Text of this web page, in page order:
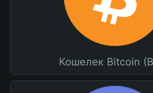
Кошелек Bitcoin